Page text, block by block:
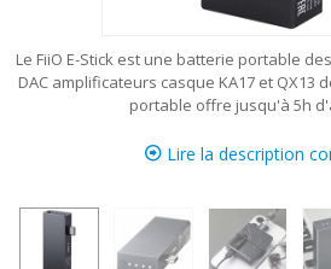
Le FiiO E-Stick est une batterie portable
DAC amplificateurs casque KA17 et QX13
portable offre jusqu'à 5h
Lire la description